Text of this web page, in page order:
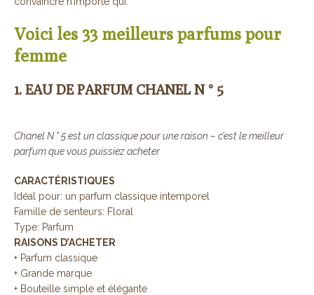
Voici les 33 meilleurs parfums pour
femme
1. EAU DE PARFUM CHANEL N ° 5
Chanel N ° 5 est un classique pour une raison – c’est le meilleur
parfum que vous puissiez acheter
CARACTÉRISTIQUES
Idéal pour: un parfum classique intemporel
Famille de senteurs: Floral
Type: Parfum
RAISONS D’ACHETER
+ Parfum classique
+ Grande marque
+ Bouteille simple et élégante